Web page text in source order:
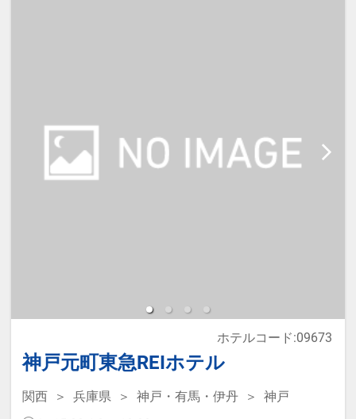
※添い寝のお子様がいる場合は「施
設へのメッセージ」に人数・年齢を
必ず入力してください。
なります。
※本プランは価格変動制です。
予約のタイミングや空室状況により
代金が変動するため、閲覧時と予約
時で価格が異なる場合があります。
神戸元町東急REIホテル
ホテルコード:09673
関西 兵庫県 神戸・有馬・伊丹
神戸